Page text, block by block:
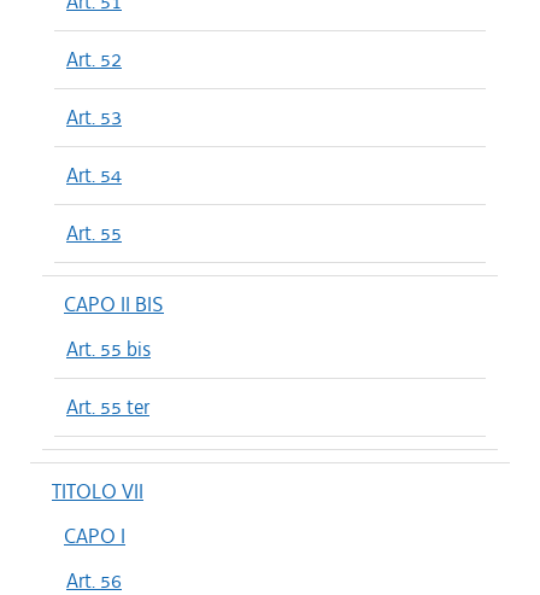
Art. 52
Art. 53
Art. 54
Art. 55
CAPO II BIS
Art. 55 bis
Art. 55 ter
TITOLO VII
CAPO I
Art. 56